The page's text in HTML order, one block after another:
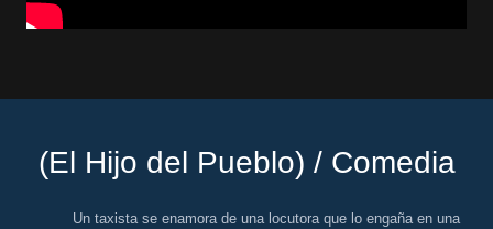
(El Hijo del Pueblo) / Comedia
Un taxista se enamora de una locutora que lo engaña en una